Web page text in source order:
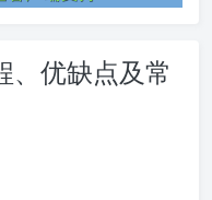
、优缺点及常